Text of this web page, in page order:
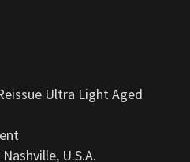
Ultra Light Aged
U.S.A.